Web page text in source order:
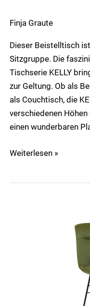
Finja Graute
Dieser Beistelltisch
Sitzgruppe. Die
Tischserie KELLY
zur Geltung. Ob als
als Couchtisch, die
verschiedenen
einen wunderbaren
Weiterlesen »